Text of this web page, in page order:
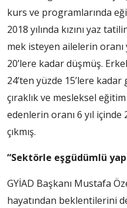
kurs ve program­larında
2018 yılında kızını yaz
mek isteyen ailelerin
20’lere kadar düşmüş.
24’ten yüzde 15’le­re
çıraklık ve mesleksel
edenlerin oranı 6 yıl içinde
çıkmış.
“Sektörle eşgüdümlü
GYİAD Başkanı Mustafa
hayatından beklentilerini